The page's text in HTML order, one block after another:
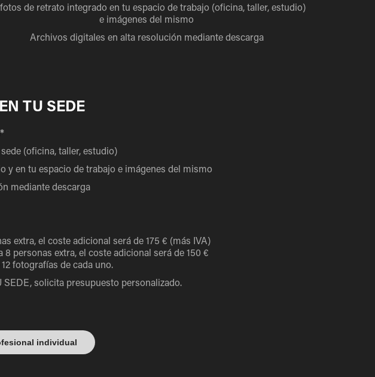
de retrato integrado en tu espacio de trabajo (oficina, taller, estudio)
e imágenes del mismo
Archivos digitales en alta resolución mediante descarga
TU SEDE
(oficina, taller, estudio)
y en tu espacio de trabajo e imágenes del mismo
mediante descarga
extra, el coste adicional será de 175 € (más IVA)
personas extra, el coste adicional será de 150 €
fotografías de cada uno.
solicita presupuesto personalizado.
individual